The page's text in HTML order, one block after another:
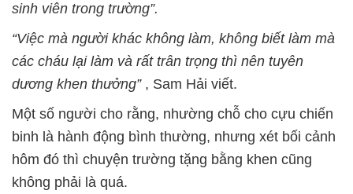
sinh viên trong trường”.
“Việc mà người khác không làm, không biết làm mà
các cháu lại làm và rất trân trọng thì nên tuyên
dương khen thưởng” , Sam Hải viết.
Một số người cho rằng, nhường chỗ cho cựu chiến
binh là hành động bình thường, nhưng xét bối cảnh
hôm đó thì chuyện trường tặng bằng khen cũng
không phải là quá.